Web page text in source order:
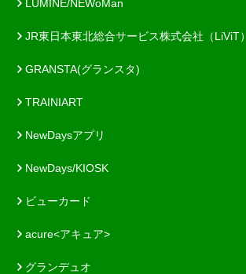
LUMINE/NEWoMan
JR東日本東北総合サービス株式会社（LiViT）
GRANSTA(グランスタ)
TRAINIART
NewDaysアプリ
NewDays/KIOSK
ビューカード
acure<アキュア>
グランデュオ